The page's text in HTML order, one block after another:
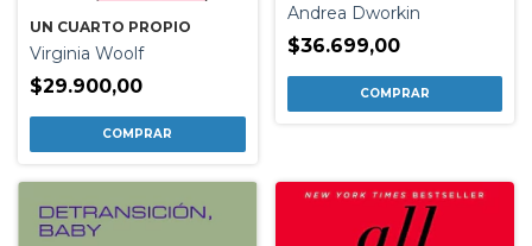
UN CUARTO PROPIO
Virginia Woolf
$29.900,00
Andrea Dworkin
$36.699,00